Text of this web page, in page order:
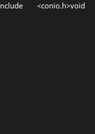
<conio.h>void